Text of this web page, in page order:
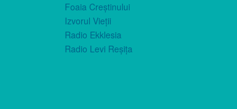
Foaia Creştinului
Izvorul Vieţii
Radio Ekklesia
Radio Levi Reşiţa